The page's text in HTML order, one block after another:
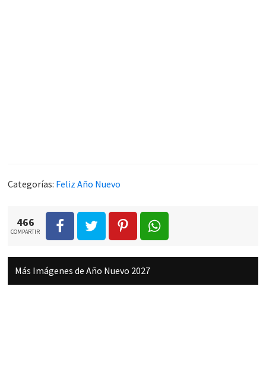
Categorías: Feliz Año Nuevo
466
COMPARTIR
Más Imágenes de Año Nuevo 2027